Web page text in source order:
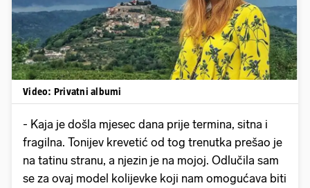
Video: Privatni albumi
- Kaja je došla mjesec dana prije termina, sitna i
fragilna. Tonijev krevetić od tog trenutka prešao je
na tatinu stranu, a njezin je na mojoj. Odlučila sam
se za ovaj model kolijevke koji nam omogućava biti